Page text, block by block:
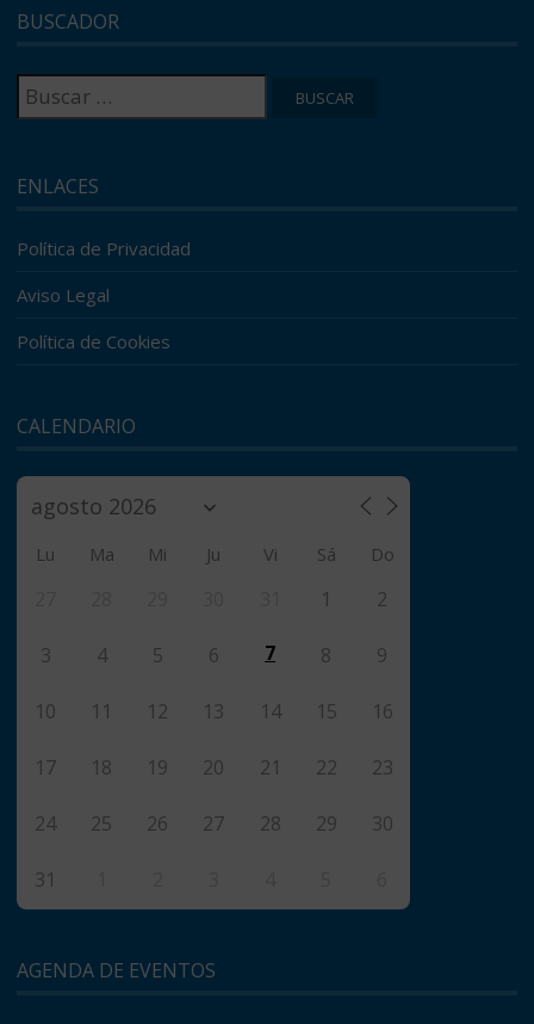
BUSCADOR
Buscar:
ENLACES
Política de Privacidad
Aviso Legal
Política de Cookies
CALENDARIO
Lu Ma Mi Ju Vi Sá Do
1 2
3 4 5 6 7 8 9
10 11 12 13 14 15 16
17 18 19 20 21 22 23
24 25 26 27 28 29 30
31
AGENDA DE EVENTOS